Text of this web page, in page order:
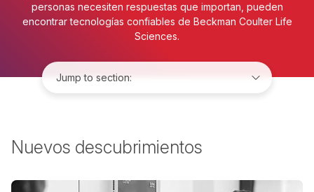
personas necesiten respuestas que importan, pueden
encontrar tecnologías confiables de Beckman Coulter Life
Sciences.
Nuevos descubrimientos